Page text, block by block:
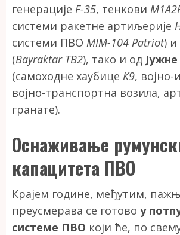
генерације F-35, тенкови
системи ракетне артиљерије
системи ПВО MIM-104 Patriot) и
(Bayraktar TB2), тако и од
(самоходне хаубице К9,
војно-транспортна возила,
гранате).
Оснаживање
капацитета ПВО
Крајем године, међутим,
преусмерава се готово у
системе ПВО који ће, по